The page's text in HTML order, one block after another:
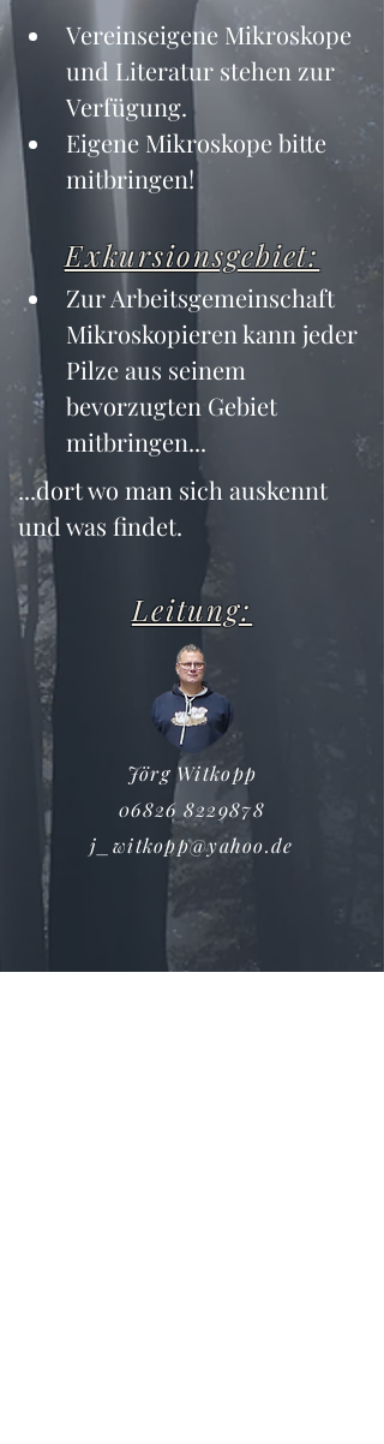
Vereinseigene Mikroskope
und Literatur stehen zur
Verfügung.
Eigene Mikroskope bitte
mitbringen!
Exkursionsgebiet:
Zur Arbeitsgemeinschaft
Mikroskopieren kann jeder
Pilze aus seinem
bevorzugten Gebiet
mitbringen...
...dort wo man sich auskennt
und was findet.
Leitung:
Jörg Witkopp
06826 8229878
j_witkopp@yahoo.de